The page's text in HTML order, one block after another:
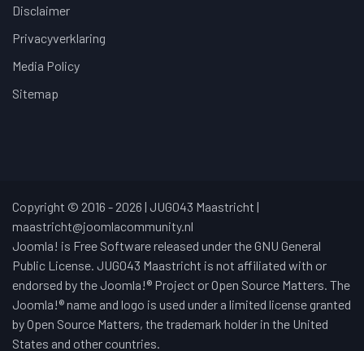
Disclaimer
Privacyverklaring
Media Policy
Sitemap
Copyright © 2016 - 2026 | JUG043 Maastricht |
maastricht@joomlacommunity.nl
Joomla! is Free Software released under the GNU General
Public License. JUG043 Maastricht is not affiliated with or
endorsed by the Joomla!® Project or Open Source Matters. The
Joomla!® name and logo is used under a limited license granted
by Open Source Matters, the trademark holder in the United
States and other countries.